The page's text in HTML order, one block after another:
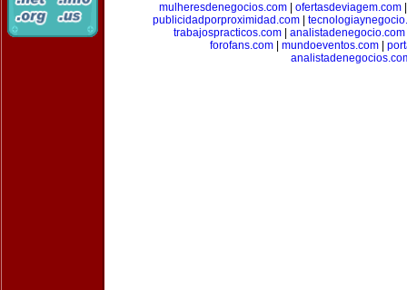
mulheresdenegocios.com
ofertasdeviagem.com
publicidadporproximidad.com|
trabajospracticos.com| analistadenegocio.com
forofans.com
mundoeventos.com